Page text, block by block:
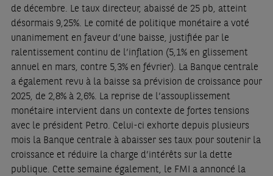
de décembre. Le taux directeur, abaissé de 25 pb, atteint
désormais 9,25%. Le comité de politique monétaire a voté
unanimement en faveur d’une baisse, justifiée par le
ralentissement continu de l’inflation (5,1% en glissement
annuel en mars, contre 5,3% en février). La Banque centrale
a également revu à la baisse sa prévision de croissance pour
2025, de 2,8% à 2,6%. La reprise de l’assouplissement
monétaire intervient dans un contexte de fortes tensions
avec le président Petro. Celui-ci exhorte depuis plusieurs
mois la Banque centrale à abaisser ses taux pour soutenir la
croissance et réduire la charge d’intérêts sur la dette
publique. Cette semaine également, le FMI a annoncé la